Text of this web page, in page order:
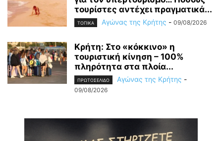
τουρίστες αντέχει πραγματικά...
ΤΟΠΙΚΑ Αγώνας της Κρήτης - 09/08/2026
Κρήτη: Στο «κόκκινο» η
τουριστική κίνηση – 100%
πληρότητα στα πλοία...
ΠΡΩΤΟΣΕΛΙΔΟ Αγώνας της Κρήτης -
09/08/2026